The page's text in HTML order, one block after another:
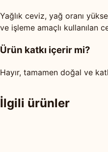
Yağlık ceviz, yağ oranı
ve işleme amaçlı kullanılan
Ürün katkı içerir mi?
Hayır, tamamen doğal ve
İlgili ürünler